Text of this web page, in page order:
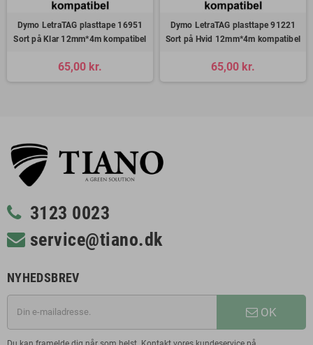
Dymo LetraTAG plasttape 16951
Sort på Klar 12mm*4m kompatibel
65,00 kr.
Dymo LetraTAG plasttape 91221
Sort på Hvid 12mm*4m kompatibel
65,00 kr.
3123 0023
service@tiano.dk
NYHEDSBREV
OK